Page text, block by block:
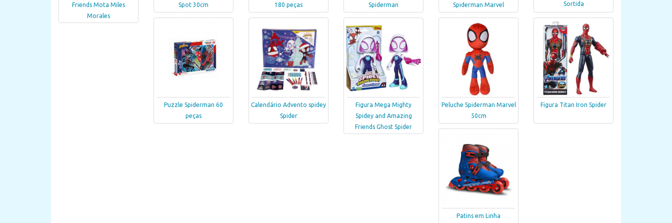
Friends Mota Miles
Morales
Spot 30cm
180 peças
Spiderman
Spiderman Marvel
Sortida
Puzzle Spiderman 60
peças
Calendário Advento spidey
Spider
Figura Mega Mighty
Spidey and Amazing
Friends Ghost Spider
Peluche Spiderman Marvel
50cm
Figura Titan Iron Spider
Patins em Linha